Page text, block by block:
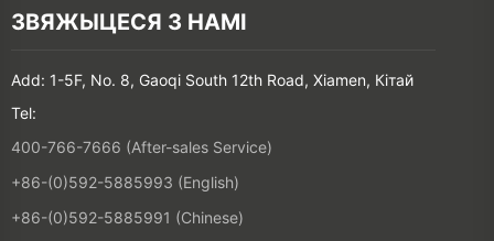
ЗВЯЖЫЦЕСЯ З НАМІ
Add: 1-5F, No. 8, Gaoqi South 12th Road, Xiamen, Кітай
Tel:
400-766-7666 (After-sales Service)
+86-(0)592-5885993 (English)
+86-(0)592-5885991 (Chinese)